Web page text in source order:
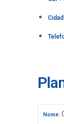
Nome: